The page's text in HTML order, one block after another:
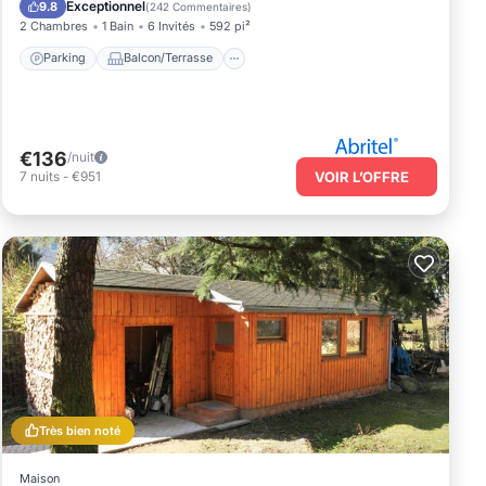
9.8 Exceptionnel(242 Commentaires)
2 Chambres 1 Bain 6 Invités 592 pi²
Parking Balcon/Terrasse
€136/nuit
7 nuits - €951 VOIR L’OFFRE
Très bien noté
Maison